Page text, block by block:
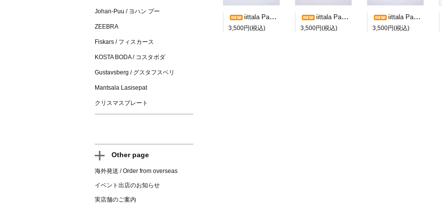
iittala Paadar ショットグラス a
3,500円(税込)
iittala Paadar ショットグラス b
3,500円(税込)
iittala Paadar ショットグラス c
3,500円(税込)
Johan-Puu / ヨハン プー
ZEEBRA
Fiskars / フィスカース
KOSTA BODA / コスタボダ
Gustavsberg / グスタフスベリ
Mantsala Lasisepat
クリスマスプレート
Other page
海外発送 / Order from overseas
イベント出店のお知らせ
実店舗のご案内